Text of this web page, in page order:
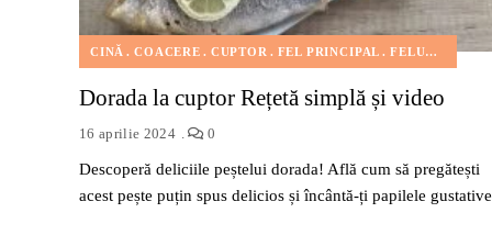
CINĂ COACERE CUPTOR FEL PRINCIPAL FELURI DE MÂNCARE
Dorada la cuptor Rețetă simplă și video
16 aprilie 2024 0
Descoperă deliciile peștelui dorada! Află cum să pregătești
acest pește puțin spus delicios și încântă-ți papilele